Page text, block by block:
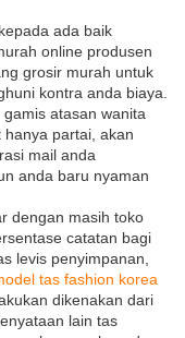
ada baik
online produsen
grosir murah untuk
kontra anda biaya.
atasan wanita
partai, akan
mail anda
anda baru nyaman
dengan masih toko
catatan bagi
levis penyimpanan,
tas fashion korea
dikenakan dari
lain tas